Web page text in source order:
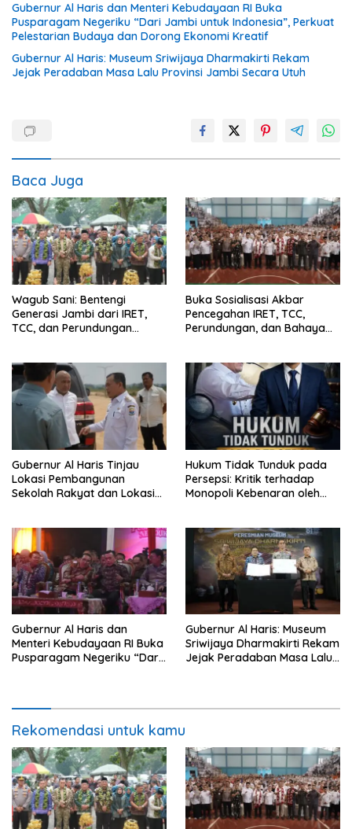
Gubernur Al Haris dan Menteri Kebudayaan RI Buka
Pusparagam Negeriku “Dari Jambi untuk Indonesia”, Perkuat
Pelestarian Budaya dan Dorong Ekonomi Kreatif
Gubernur Al Haris: Museum Sriwijaya Dharmakirti Rekam
Jejak Peradaban Masa Lalu Provinsi Jambi Secara Utuh
Baca Juga
Wagub Sani: Bentengi
Generasi Jambi dari IRET,
TCC, dan Perundungan
Buka Sosialisasi Akbar
Pencegahan IRET, TCC,
Perundungan, dan Bahaya
bisa jaga diri, 60% masa
depan sudah ada di tangan”
Gubernur Al Haris Tinjau
Lokasi Pembangunan
Sekolah Rakyat dan Lokasi
Hukum Tidak Tunduk pada
Persepsi: Kritik terhadap
Monopoli Kebenaran oleh
Gubernur Al Haris dan
Menteri Kebudayaan RI Buka
Pusparagam Negeriku “Dari
Gubernur Al Haris: Museum
Sriwijaya Dharmakirti Rekam
Jejak Peradaban Masa Lalu
Rekomendasi untuk kamu